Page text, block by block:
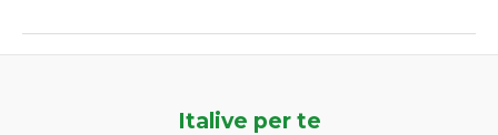
Italive per te